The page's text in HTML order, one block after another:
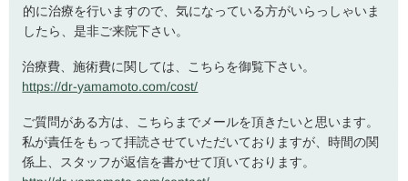
的に治療を行いますので、気になっている方がいらっしゃいま
したら、是非ご来院下さい。
治療費、施術費に関しては、こちらを御覧下さい。
https://dr-yamamoto.com/cost/
ご質問がある方は、こちらまでメールを頂きたいと思います。
私が責任をもって拝読させていただいておりますが、時間の関
係上、スタッフが返信を書かせて頂いております。